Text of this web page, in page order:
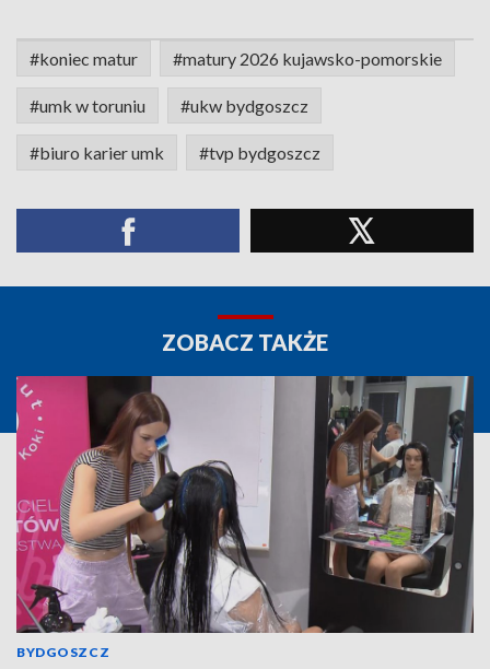
#koniec matur #matury 2026 kujawsko-pomorskie
#umk w toruniu #ukw bydgoszcz
#biuro karier umk #tvp bydgoszcz
ZOBACZ TAKŻE
BYDGOSZCZ